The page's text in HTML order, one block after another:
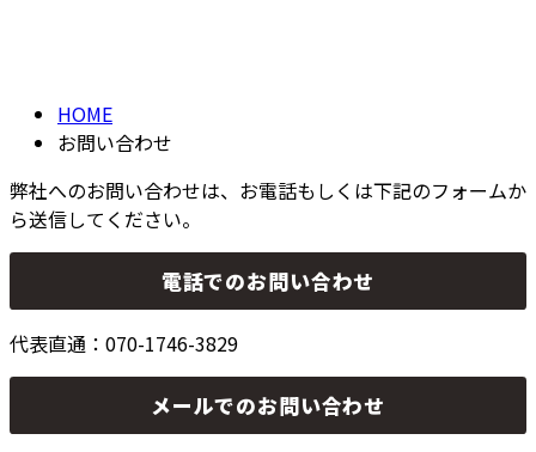
HOME
お問い合わせ
弊社へのお問い合わせは、お電話もしくは下記のフォームか
ら送信してください。
電話でのお問い合わせ
代表直通：070-1746-3829
メールでのお問い合わせ